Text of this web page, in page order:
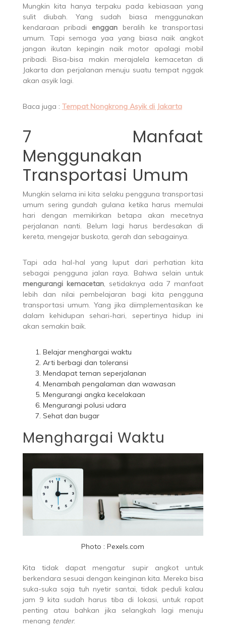
Mungkin kita hanya terpaku pada kebiasaan yang
sulit diubah. Yang sudah biasa menggunakan
kendaraan pribadi enggan beralih ke transportasi
umum. Tapi semoga yaa yang biasa naik angkot
jangan ikutan kepingin naik motor apalagi mobil
pribadi. Bisa-bisa makin merajalela kemacetan di
Jakarta dan perjalanan menuju suatu tempat nggak
akan asyik lagi.
Baca juga : Tempat Nongkrong Asyik di Jakarta
7 Manfaat
Menggunakan
Transportasi Umum
Mungkin selama ini kita selaku pengguna transportasi
umum sering gundah gulana ketika harus memulai
hari dengan memikirkan betapa akan mecetnya
perjalanan nanti. Belum lagi harus berdesakan di
kereta, mengejar buskota, gerah dan sebagainya.
Tapi ada hal-hal yang luput dari perhatian kita
sebagai pengguna jalan raya. Bahwa selain untuk
mengurangi kemacetan, setidaknya ada 7 manfaat
lebih dan nilai pembelajaran bagi kita pengguna
transportasi umum. Yang jika diimplementasikan ke
dalam kehidupan sehari-hari, sepertinya hidup ini
akan semakin baik.
Belajar menghargai waktu
Arti berbagi dan toleransi
Mendapat teman seperjalanan
Menambah pengalaman dan wawasan
Mengurangi angka kecelakaan
Mengurangi polusi udara
Sehat dan bugar
Menghargai Waktu
Photo : Pexels.com
Kita tidak dapat mengatur supir angkot untuk
berkendara sesuai dengan keinginan kita. Mereka bisa
suka-suka saja tuh nyetir santai, tidak peduli kalau
jam 9 kita sudah harus tiba di lokasi, untuk rapat
penting atau bahkan jika selangkah lagi menuju
menang tender.